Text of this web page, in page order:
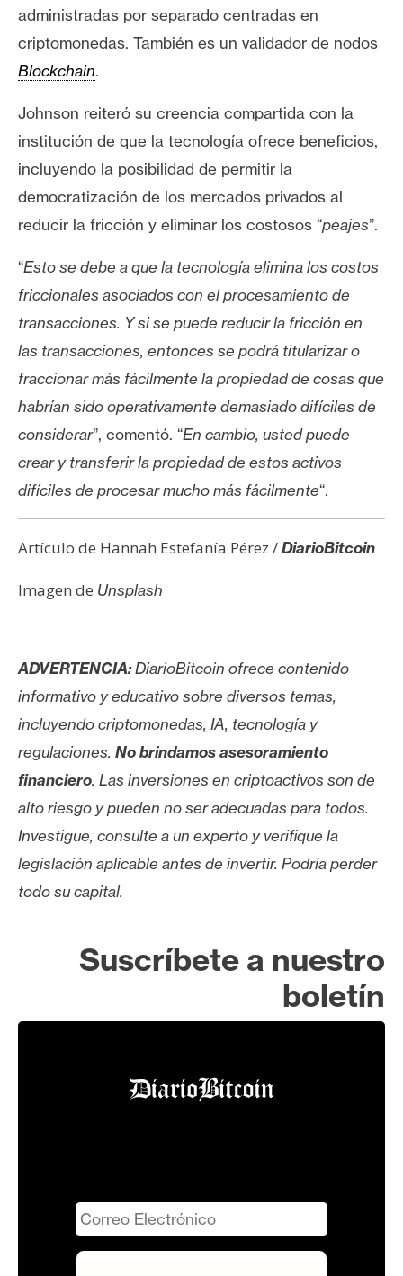
administradas por separado centradas en
criptomonedas. También es un validador de nodos
Blockchain.
Johnson reiteró su creencia compartida con la
institución de que la tecnología ofrece beneficios,
incluyendo la posibilidad de permitir la
democratización de los mercados privados al
reducir la fricción y eliminar los costosos “peajes”.
“Esto se debe a que la tecnología elimina los costos
friccionales asociados con el procesamiento de
transacciones. Y si se puede reducir la fricción en
las transacciones, entonces se podrá titularizar o
fraccionar más fácilmente la propiedad de cosas que
habrían sido operativamente demasiado difíciles de
considerar”, comentó. “En cambio, usted puede
crear y transferir la propiedad de estos activos
difíciles de procesar mucho más fácilmente“.
Artículo de Hannah Estefanía Pérez /DiarioBitcoin
Imagen de Unsplash
ADVERTENCIA:DiarioBitcoin ofrece contenido
informativo y educativo sobre diversos temas,
incluyendo criptomonedas, IA, tecnología y
regulaciones. No brindamos asesoramiento
financiero. Las inversiones en criptoactivos son de
alto riesgo y pueden no ser adecuadas para todos.
Investigue, consulte a un experto y verifique la
legislación aplicable antes de invertir. Podría perder
todo su capital.
Suscríbete a nuestro
boletín